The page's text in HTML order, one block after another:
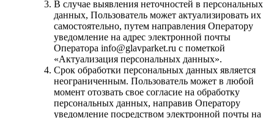
В случае выявления неточностей в персональных
данных, Пользователь может актуализировать их
самостоятельно, путем направления Оператору
уведомление на адрес электронной почты
Оператора info@glavparket.ru с пометкой
«Актуализация персональных данных».
Срок обработки персональных данных является
неограниченным. Пользователь может в любой
момент отозвать свое согласие на обработку
персональных данных, направив Оператору
уведомление посредством электронной почты на